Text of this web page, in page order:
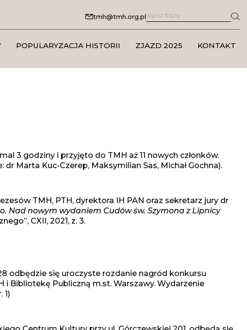
tmh@tmh.org.pl
POPULARYZACJA HISTORII ZJAZD 2025 KONTAKT
3 godziny i przyjęto do TMH aż 11 nowych członków.
Marta Kuc-Czerep, Maksymilian Sas, Michał Gochna).
TMH, PTH, dyrektora IH PAN oraz sekretarz jury dr
Nad nowym wydaniem Cudów św. Szymona z Lipnicy
CXII, 2021, z. 3.
odbędzie się uroczyste rozdanie nagród konkursu
Bibliotekę Publiczną m.st. Warszawy. Wydarzenie
1)